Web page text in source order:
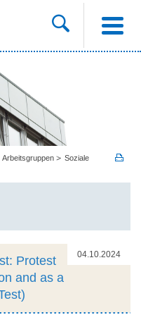
Arbeitsgruppen
Soziale
04.10.2024
Protest
and as a